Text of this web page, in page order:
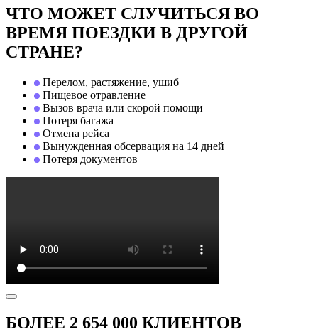
ЧТО МОЖЕТ СЛУЧИТЬСЯ ВО
ВРЕМЯ ПОЕЗДКИ В ДРУГОЙ
СТРАНЕ?
Перелом, растяжение, ушиб
Пищевое отравление
Вызов врача или скорой помощи
Потеря багажа
Отмена рейса
Вынужденная обсервация на 14 дней
Потеря документов
БОЛЕЕ 2 654 000 КЛИЕНТОВ